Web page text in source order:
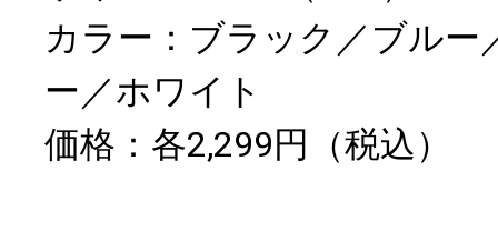
カラー：ブラック／ブルー
ー／ホワイト
価格：各2,299円（税込）